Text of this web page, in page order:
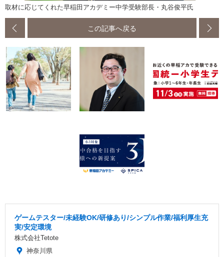
取材に応じてくれた早稲田アカデミー中学受験部長・丸谷俊平氏
この記事へ戻る
ゲームテスター/未経験OK/研修あり/シンプル作業/福利厚生充
実/安定環境
株式会社Tetote
神奈川県